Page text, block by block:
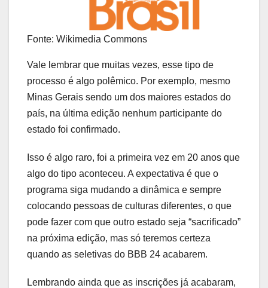
Fonte: Wikimedia Commons
Vale lembrar que muitas vezes, esse tipo de
processo é algo polêmico. Por exemplo, mesmo
Minas Gerais sendo um dos maiores estados do
país, na última edição nenhum participante do
estado foi confirmado.
Isso é algo raro, foi a primeira vez em 20 anos que
algo do tipo aconteceu. A expectativa é que o
programa siga mudando a dinâmica e sempre
colocando pessoas de culturas diferentes, o que
pode fazer com que outro estado seja “sacrificado”
na próxima edição, mas só teremos certeza
quando as seletivas do BBB 24 acabarem.
Lembrando ainda que as inscrições já acabaram,